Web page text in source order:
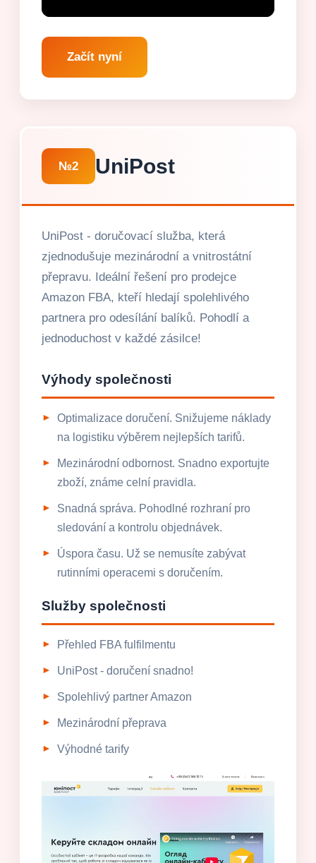
Začít nyní
№2 UniPost
UniPost - doručovací služba, která
zjednodušuje mezinárodní a vnitrostátní
přepravu. Ideální řešení pro prodejce
Amazon FBA, kteří hledají spolehlivého
partnera pro odesílání balíků. Pohodlí a
jednoduchost v každé zásilce!
Výhody společnosti
Optimalizace doručení. Snižujeme náklady
na logistiku výběrem nejlepších tarifů.
Mezinárodní odbornost. Snadno exportujte
zboží, známe celní pravidla.
Snadná správa. Pohodlné rozhraní pro
sledování a kontrolu objednávek.
Úspora času. Už se nemusíte zabývat
rutinními operacemi s doručením.
Služby společnosti
Přehled FBA fulfilmentu
UniPost - doručení snadno!
Spolehlivý partner Amazon
Mezinárodní přeprava
Výhodné tarify